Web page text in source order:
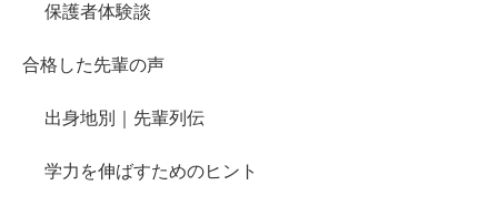
保護者体験談
合格した先輩の声
出身地別｜先輩列伝
学力を伸ばすためのヒント